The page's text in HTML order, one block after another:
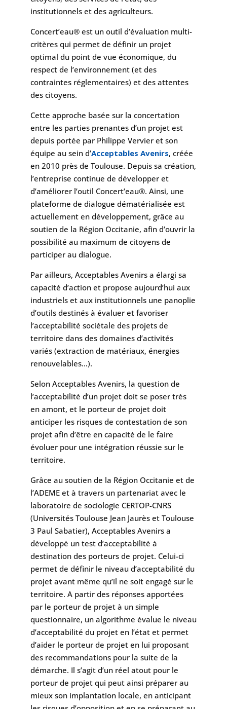
institutionnels et des agriculteurs.
Concert’eau® est un outil d’évaluation multi-
critères qui permet de définir un projet
optimal du point de vue économique, du
respect de l’environnement (et des
contraintes réglementaires) et des attentes
des citoyens.
Cette approche basée sur la concertation
entre les parties prenantes d’un projet est
depuis portée par Philippe Vervier et son
équipe au sein d’Acceptables Avenirs, créée
en 2010 près de Toulouse. Depuis sa création,
l’entreprise continue de développer et
d’améliorer l’outil Concert’eau®. Ainsi, une
plateforme de dialogue dématérialisée est
actuellement en développement, grâce au
soutien de la Région Occitanie, afin d’ouvrir la
possibilité au maximum de citoyens de
participer au dialogue.
Par ailleurs, Acceptables Avenirs a élargi sa
capacité d’action et propose aujourd’hui aux
industriels et aux institutionnels une panoplie
d’outils destinés à évaluer et favoriser
l’acceptabilité sociétale des projets de
territoire dans des domaines d’activités
variés (extraction de matériaux, énergies
renouvelables…).
Selon Acceptables Avenirs, la question de
l’acceptabilité d’un projet doit se poser très
en amont, et le porteur de projet doit
anticiper les risques de contestation de son
projet afin d’être en capacité de le faire
évoluer pour une intégration réussie sur le
territoire.
Grâce au soutien de la Région Occitanie et de
l’ADEME et à travers un partenariat avec le
laboratoire de sociologie CERTOP-CNRS
(Universités Toulouse Jean Jaurès et Toulouse
3 Paul Sabatier), Acceptables Avenirs a
développé un test d’acceptabilité à
destination des porteurs de projet. Celui-ci
permet de définir le niveau d’acceptabilité du
projet avant même qu’il ne soit engagé sur le
territoire. A partir des réponses apportées
par le porteur de projet à un simple
questionnaire, un algorithme évalue le niveau
d’acceptabilité du projet en l’état et permet
d’aider le porteur de projet en lui proposant
des recommandations pour la suite de la
démarche. Il s’agit d’un réel atout pour le
porteur de projet qui peut ainsi préparer au
mieux son implantation locale, en anticipant